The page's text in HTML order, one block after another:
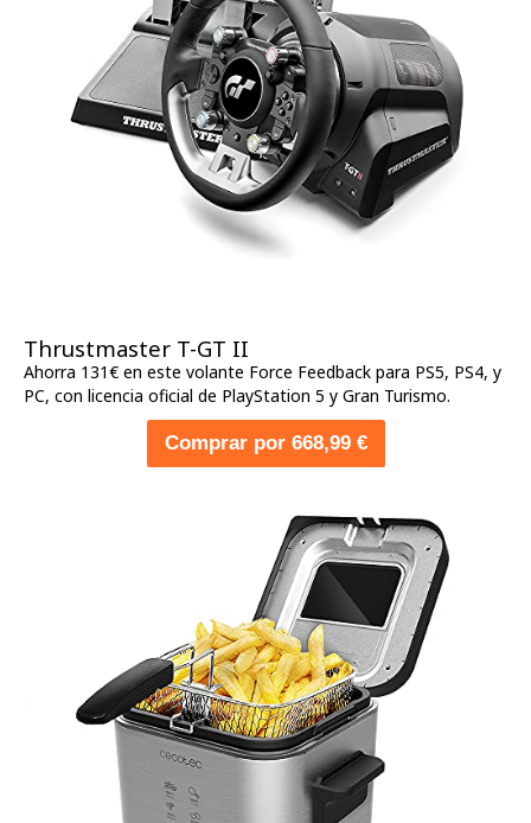
Thrustmaster T-GT II
Ahorra 131€ en este volante Force Feedback para PS5, PS4, y
PC, con licencia oficial de PlayStation 5 y Gran Turismo.
Comprar por 668,99 €